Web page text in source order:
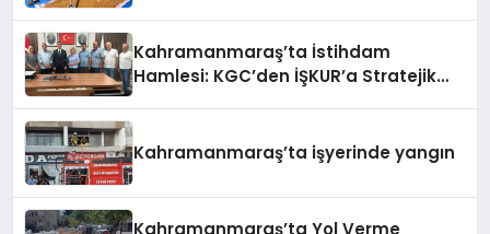
Kahramanmaraş’ta İstihdam
Hamlesi: KGC’den İŞKUR’a Stratejik
Kahramanmaraş’ta işyerinde yangın
Kahramanmaraş’ta Yol Verme